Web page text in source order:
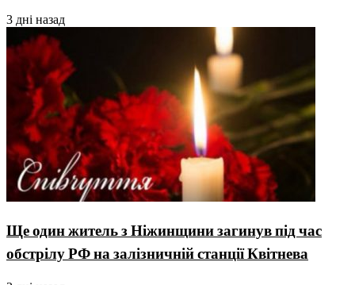
3 дні назад
Ще один житель з Ніжинщини загинув під час
обстрілу РФ на залізничній станції Квітнева